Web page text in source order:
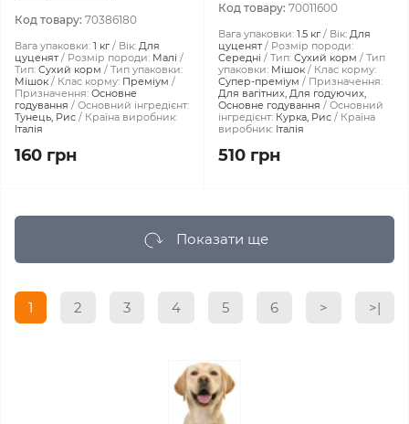
Код товару: 70386180
Вага упаковки: 1 кг Вік: Для
цуценят
Розмір породи: Малі
Тип: Сухий корм
Тип упаковки:
Мішок
Клас корму: Преміум
Призначення: Основне
годування
Основний інгредієнт:
Тунець, Рис
Країна виробник:
Італія
160 грн
Код товару: 70011600
Вага упаковки: 1.5 кг Вік: Для
цуценят
Розмір породи:
Середні
Тип: Сухий корм
Тип
упаковки: Мішок
Клас корму:
Супер-преміум
Призначення:
Для вагітних, Для годуючих,
Основне годування
Основний
інгредієнт: Курка, Рис
Країна
виробник: Італія
510 грн
Показати ще
1 2 3 4 5 6 > >|